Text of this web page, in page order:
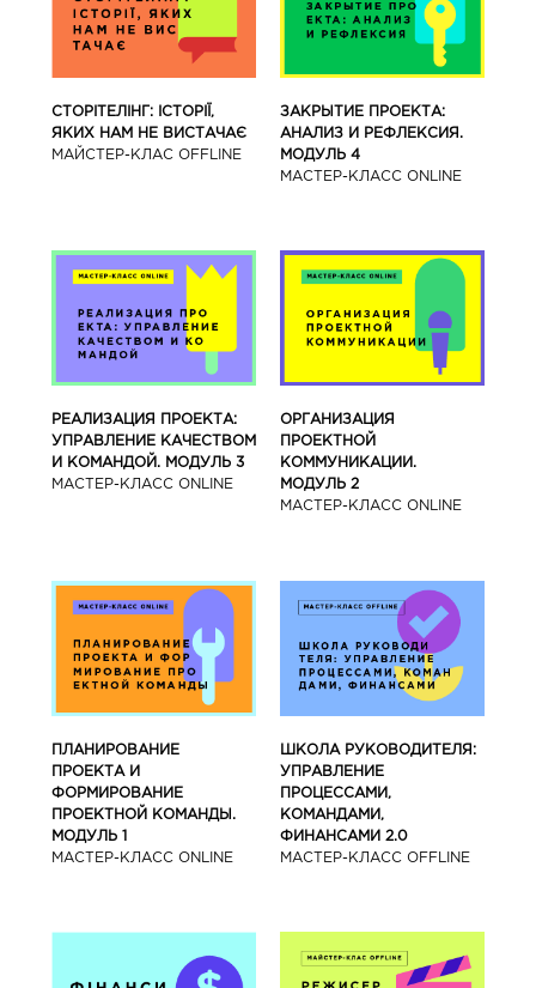
СТОРІТЕЛІНГ: ІСТОРІЇ,
ЯКИХ НАМ НЕ ВИСТАЧАЄ
МАЙСТЕР-КЛАС OFFLINE
ЗАКРЫТИЕ ПРОЕКТА:
АНАЛИЗ И РЕФЛЕКСИЯ.
МОДУЛЬ 4
МАСТЕР-КЛАСС ONLINE
РЕАЛИЗАЦИЯ ПРОЕКТА:
УПРАВЛЕНИЕ КАЧЕСТВОМ
И КОМАНДОЙ. МОДУЛЬ 3
МАСТЕР-КЛАСС ONLINE
ОРГАНИЗАЦИЯ
ПРОЕКТНОЙ
КОММУНИКАЦИИ.
МОДУЛЬ 2
МАСТЕР-КЛАСС ONLINE
ПЛАНИРОВАНИЕ
ПРОЕКТА И
ФОРМИРОВАНИЕ
ПРОЕКТНОЙ КОМАНДЫ.
МОДУЛЬ 1
МАСТЕР-КЛАСС ONLINE
ШКОЛА РУКОВОДИТЕЛЯ:
УПРАВЛЕНИЕ
ПРОЦЕССАМИ,
КОМАНДАМИ,
ФИНАНСАМИ 2.0
МАСТЕР-КЛАСС OFFLINE